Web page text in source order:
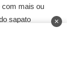
com mais ou
sapato
✕